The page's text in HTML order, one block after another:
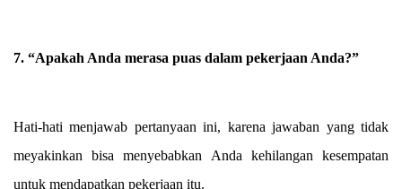
7. “Apakah Anda merasa puas dalam pekerjaan Anda?”
Hati-hati menjawab pertanyaan ini, karena jawaban yang tidak
meyakinkan bisa menyebabkan Anda kehilangan kesempatan
untuk mendapatkan pekerjaan itu.